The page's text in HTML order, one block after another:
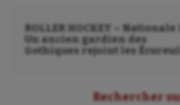
ROLLER HOCKEY – Nationale 1
Un ancien gardien des
Gothiques rejoint les
Rechercher